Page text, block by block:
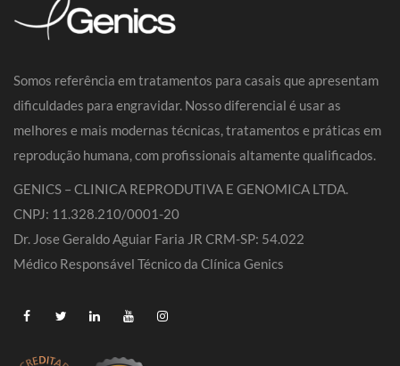
Somos referência em tratamentos para casais que apresentam
dificuldades para engravidar. Nosso diferencial é usar as
melhores e mais modernas técnicas, tratamentos e práticas em
reprodução humana, com profissionais altamente qualificados.
GENICS – CLINICA REPRODUTIVA E GENOMICA LTDA.
CNPJ: 11.328.210/0001-20
Dr. Jose Geraldo Aguiar Faria JR CRM-SP: 54.022
Médico Responsável Técnico da Clínica Genics